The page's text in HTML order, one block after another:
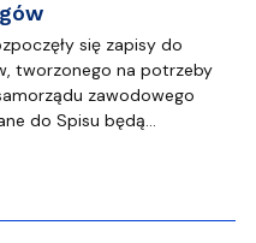
się zapisy do
tworzonego na potrzeby
zawodowego
do Spisu będą…